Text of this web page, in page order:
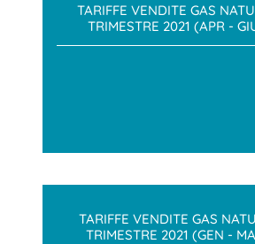
TARIFFE VENDITE GAS
TRIMESTRE 2021 (APR -
TARIFFE VENDITE GAS
TRIMESTRE 2021 (GEN -